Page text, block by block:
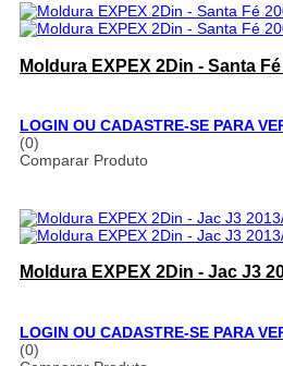
Moldura EXPEX 2Din - Santa Fé
LOGIN OU CADASTRE-SE PARA
(0)
Comparar Produto
Moldura EXPEX 2Din - Jac J3
LOGIN OU CADASTRE-SE PARA
(0)